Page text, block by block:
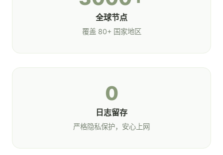
全球节点
覆盖 80+ 国家地区
0
日志留存
严格隐私保护，安心上网